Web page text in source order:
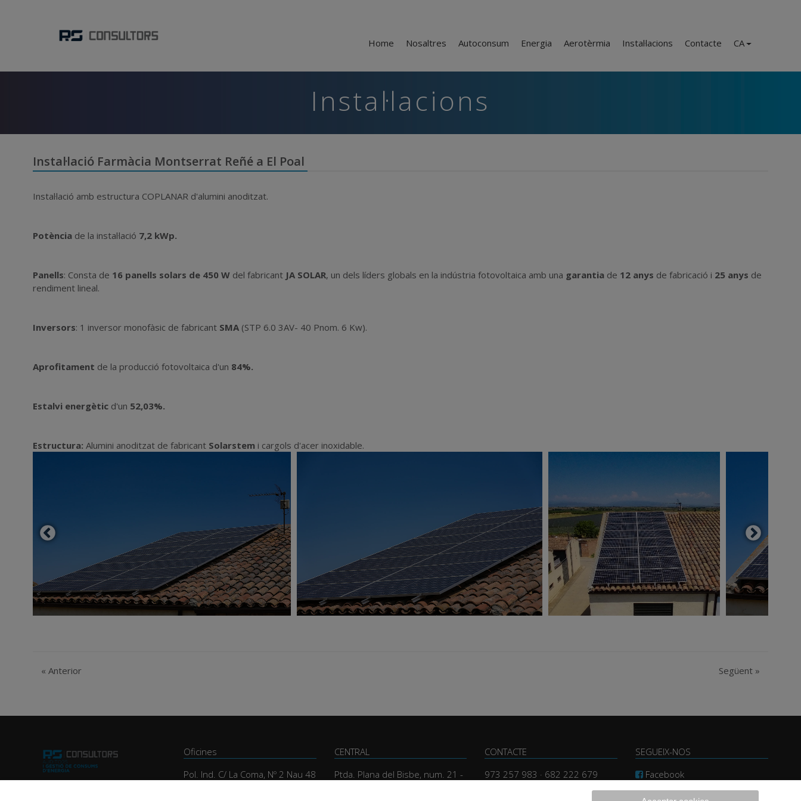
Home Nosaltres Autoconsum Energia Aerotèrmia Instal·lacions Contacte CA
Instal·lacions
Instal·lació Farmàcia Montserrat Reñé a El Poal
Instal·lació amb estructura COPLANAR d'alumini anoditzat.
Potència de la instal·lació 7,2 kWp.
Panells: Consta de 16 panells solars de 450 W del fabricant JA SOLAR, un dels líders globals en la indústria fotovoltaica amb una garantia de 12 anys de fabricació i 25 anys de
rendiment lineal.
Inversors: 1 inversor monofàsic de fabricant SMA (STP 6.0 3AV- 40 Pnom. 6 Kw).
Aprofitament de la producció fotovoltaica d'un 84%.
Estalvi energètic d'un 52,03%.
Estructura: Alumini anoditzat de fabricant Solarstem i cargols d'acer inoxidable.
«Anterior Següent »
Oficines
Pol. Ind. C/ La Coma, Nº 2 Nau 48
CENTRAL
Ptda. Plana del Bisbe, num. 21 -
CONTACTE
973 257 983 · 682 222 679
central@rsconsultors.com
SEGUEIX-NOS
Facebook
Instagram